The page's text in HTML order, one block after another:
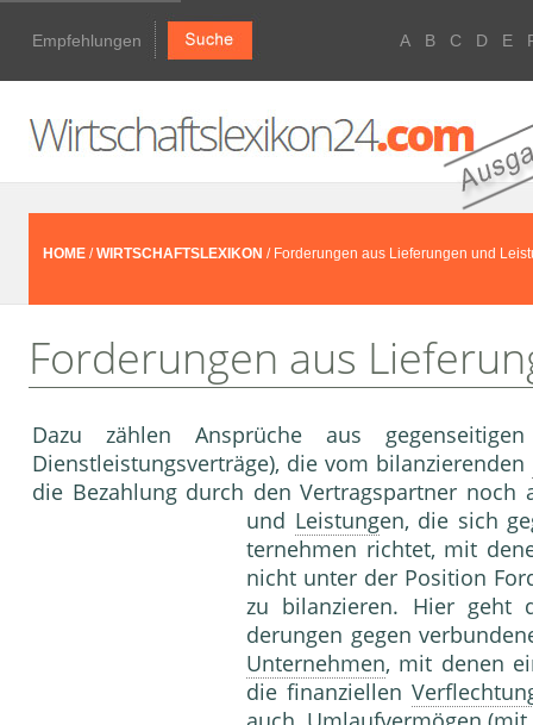
Empfehlungen A B C D E
HOME /WIRTSCHAFTSLEXIKON / Forderungen aus Lieferungen und
Forderungen aus
Dazu zählen Ansprüche aus
Dienstleistungsverträ­ge), die vom bilanzierenden
die Bezahlung durch den Ver­tragspartner noch
und Leistungen, die sich
ternehmen richtet, mit
nicht unter der Position
zu bilanzieren. Hier geht
derungen gegen
Unternehmen, mit denen
die finanziellen